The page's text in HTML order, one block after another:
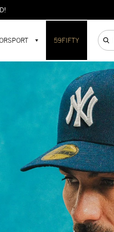
New Era en Ecuador!
59FIFTY